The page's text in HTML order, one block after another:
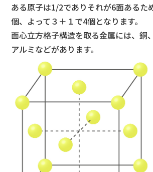
ある原子は1/2でありそれが6面あるた
個、よって３＋１で4個となります。
面心立方格子構造を取る金属には、銅
アルミなどがあります。